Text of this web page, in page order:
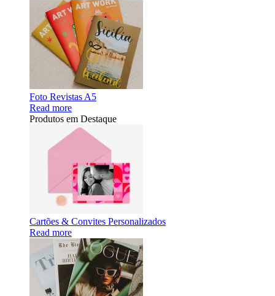
Foto Revistas A5
Read more
Produtos em Destaque
Cartões & Convites Personalizados
Read more